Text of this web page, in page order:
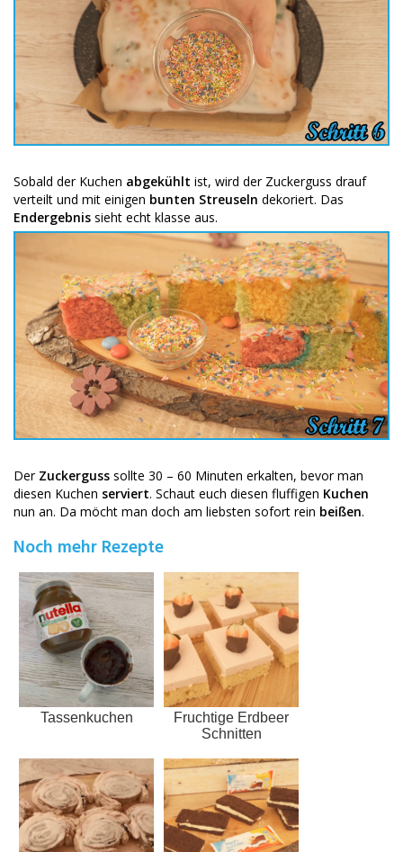
Sobald der Kuchen abgekühlt ist, wird der Zuckerguss drauf
verteilt und mit einigen bunten Streuseln dekoriert. Das
Endergebnis sieht echt klasse aus.
Der Zuckerguss sollte 30 – 60 Minuten erkalten, bevor man
diesen Kuchen serviert. Schaut euch diesen fluffigen Kuchen
nun an. Da möcht man doch am liebsten sofort rein beißen.
Noch mehr Rezepte
Tassenkuchen
Fruchtige Erdbeer
Schnitten